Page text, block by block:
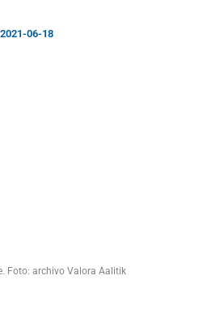
2021-06-18
Foto: archivo Valora Aalitik